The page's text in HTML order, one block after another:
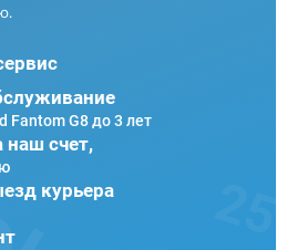
Fantom G8 до 3 лет
наш счет,
курьера